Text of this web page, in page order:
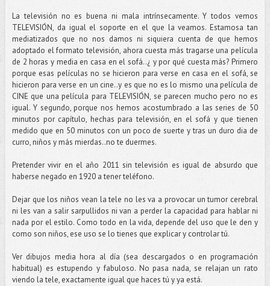
La televisión no es buena ni mala intrínsecamente. Y todos vemos
TELEVISIÓN, da igual el soporte en el que la veamos. Estamosa tan
mediatizados que no nos damos ni siquiera cuenta de que hemos
adoptado el formato televisión, ahora cuesta más tragarse una película
de 2 horas y media en casa en el sofá..¿ y por qué cuesta más? Primero
porque esas películas no se hicieron para verse en casa en el sofá, se
hicieron para verse en un cine..y es que no es lo mismo una película de
CINE que una película para TELEVISIÓN, se parecen mucho pero no es
igual. Y segundo, porque nos hemos acostumbrado a las series de 50
minutos por capítulo, hechas para televisión, en el sofá y que tienen
medido que en 50 minutos con un poco de suerte y tras un duro dia de
curro, niños y más mierdas..no te duermes.
Pretender vivir en el año 2011 sin televisión es igual de absurdo que
haberse negado en 1920 a tener teléfono.
Dejar que los niños vean la tele no les va a provocar un tumor cerebral
ni les van a salir sarpullidos ni van a perder la capacidad para hablar ni
nada por el estilo. Como todo en la vida, depende del uso que le den y
como son niños, ese uso se lo tienes que explicar y controlar tú.
Ver dibujos media hora al día (sea descargados o en programación
habitual) es estupendo y fabuloso. No pasa nada, se relajan un rato
viendo la tele, exactamente igual que haces tú y ya está.